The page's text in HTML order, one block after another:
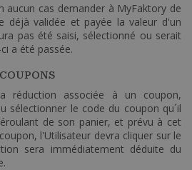
aucun cas demander à MyFaktory de
déjà validée et payée la valeur d'un
pas été saisi, sélectionné ou serait
a été passée.
réduction associée à un coupon,
sélectionner le code du coupon qu´il
de son panier, et prévu à cet
l'Utilisateur devra cliquer sur le
sera immédiatement déduite du